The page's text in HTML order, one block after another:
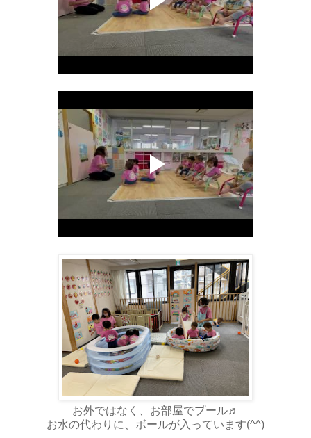
お外ではなく、お部屋でプール♬
お水の代わりに、ボールが入っています(^^)